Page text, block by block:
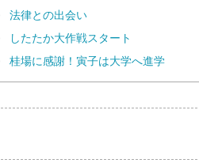
法律との出会い
したたか大作戦スタート
桂場に感謝！寅子は大学へ進学